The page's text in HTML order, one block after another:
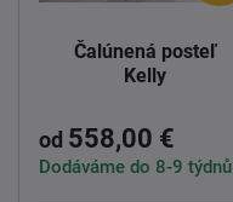
Čalúnená posteľ
Kelly
od 558,00 €
Dodáváme do 8-9 týdnů